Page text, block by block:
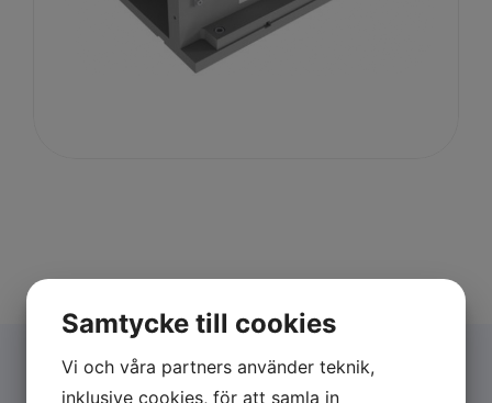
Samtycke till cookies
Vi och våra partners använder teknik,
inklusive cookies, för att samla in